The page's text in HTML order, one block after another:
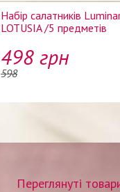
Набір салатників
LOTUSIA /5 предметів
498 грн
598
Переглянуті